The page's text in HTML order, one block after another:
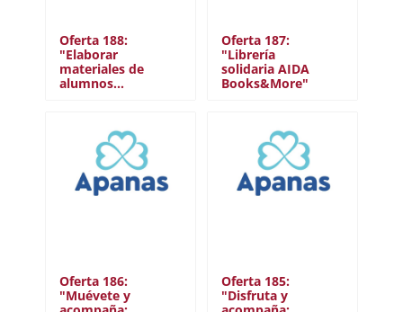
Oferta 188:
"Elaborar
materiales de
alumnos…
Oferta 187:
"Librería
solidaria AIDA
Books&More"
Oferta 186:
"Muévete y
Oferta 185:
"Disfruta y